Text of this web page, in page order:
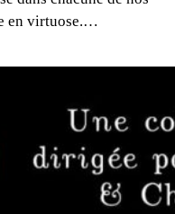
en virtuose.…